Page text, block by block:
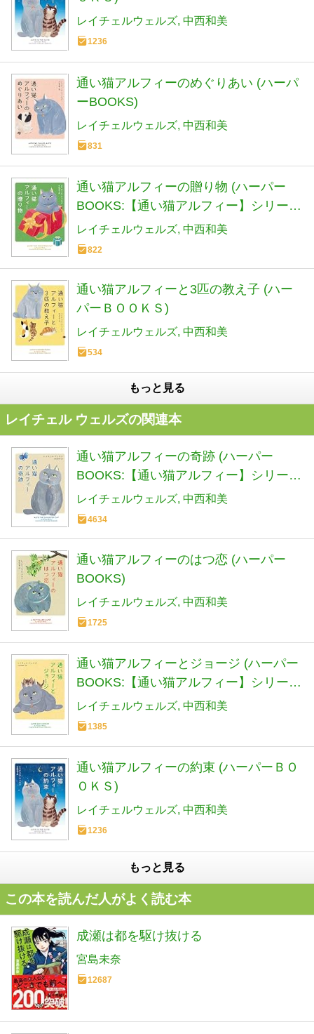
レイチェルウェルズ 中西和美
1236
通い猫アルフィーのめぐりあい (ハーパ
ーBOOKS)
レイチェルウェルズ 中西和美
831
通い猫アルフィーの贈り物 (ハーパー
BOOKS:【通い猫アルフィー】シリーズ
第7弾)
レイチェルウェルズ 中西和美
822
通い猫アルフィーと3匹の教え子 (ハー
パーＢＯＯＫＳ)
レイチェルウェルズ 中西和美
534
もっと見る
レイチェル ウェルズの関連本
通い猫アルフィーの奇跡 (ハーパー
BOOKS:【通い猫アルフィー】シリーズ
第1弾)
レイチェルウェルズ 中西和美
4634
通い猫アルフィーのはつ恋 (ハーパー
BOOKS)
レイチェルウェルズ 中西和美
1725
通い猫アルフィーとジョージ (ハーパー
BOOKS:【通い猫アルフィー】シリーズ
第3弾)
レイチェルウェルズ 中西和美
1385
通い猫アルフィーの約束 (ハーパーＢＯ
ＯＫＳ)
レイチェルウェルズ 中西和美
1236
もっと見る
この本を読んだ人がよく読む本
成瀬は都を駆け抜ける
宮島未奈
12687